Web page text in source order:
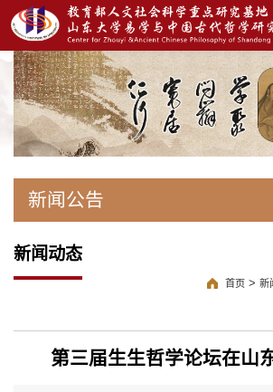
新闻公告
新闻动态
首页 > 新
第三届生生哲学论坛在山